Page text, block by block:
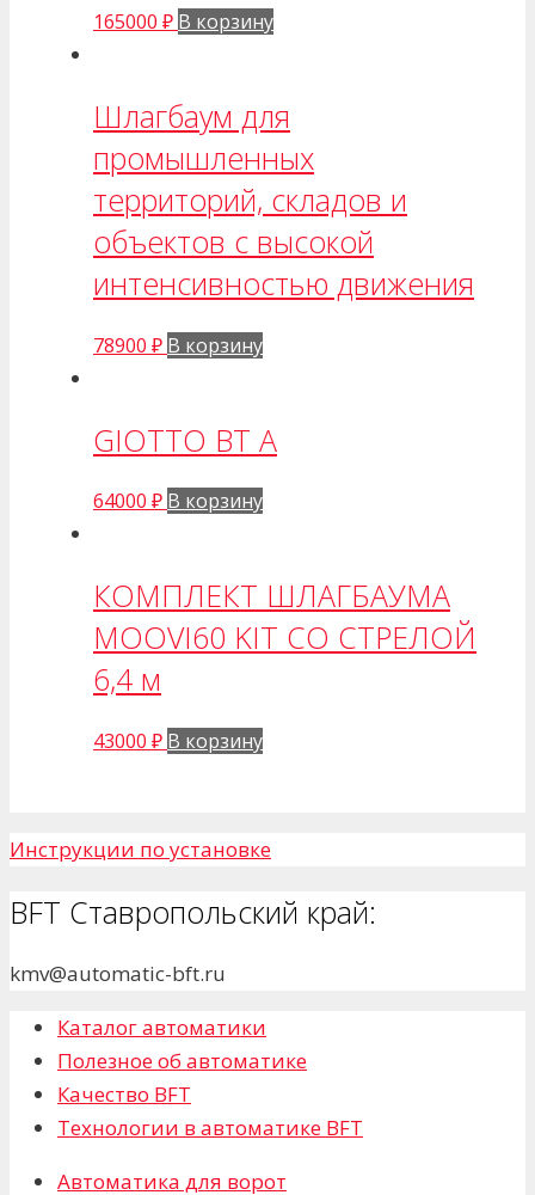
165000 ₽ В корзину
Шлагбаум для
промышленных
территорий, складов и
объектов с высокой
интенсивностью движения
78900 ₽ В корзину
GIOTTO BT A
64000 ₽ В корзину
КОМПЛЕКТ ШЛАГБАУМА
MOOVI60 KIT СО СТРЕЛОЙ
6,4 м
43000 ₽ В корзину
Инструкции по установке
BFT Ставропольский край:
kmv@automatic-bft.ru
Каталог автоматики
Полезное об автоматике
Качество BFT
Технологии в автоматике BFT
Автоматика для ворот